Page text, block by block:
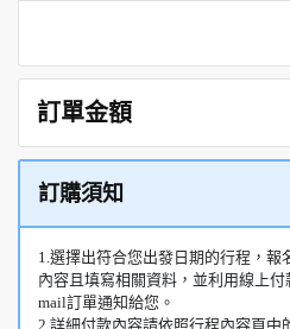
訂單金額
訂購須知
1.選擇出符合您出發日期的行程，
內容且填寫相關資料，並利用線上
mail訂單通知給您。
2.詳細付款內容請依照行程內容頁中